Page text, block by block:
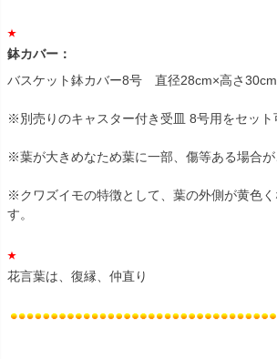
鉢カバー：
バスケット鉢カバー8号 直径28cm×高さ30cm
※別売りのキャスター付き受皿 8号用をセット
※葉が大きめなため葉に一部、傷等ある場合が
※クワズイモの特徴として、葉の外側が黄色く
す。
花言葉は、復縁、仲直り